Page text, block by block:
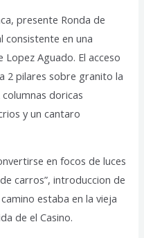
presente Ronda de
consistente en una
Aguado. El acceso
2 pilares sobre granito la
doricas
y un cantaro
en focos de luces
carros”, introduccion de
estaba en la vieja
de el Casino.